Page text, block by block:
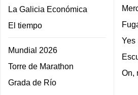
La Galicia Económica
El tiempo
Mundial 2026
Torre de Marathon
Grada de Río
Yes
On,